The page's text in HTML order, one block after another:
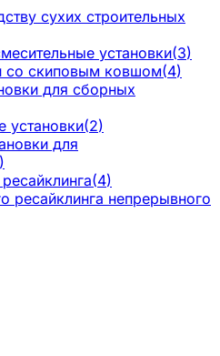
сухих строительных
установки(3)
со скиповым ковшом(4)
для сборных
установки(2)
для
)
(4)
ресайклинга непрерывного